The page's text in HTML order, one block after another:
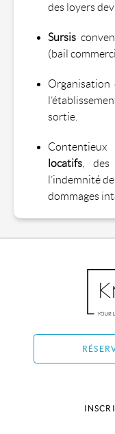
des loyers
Sursis
(bail
Organisation
sortie.
locatifs ,
l’indemnité
dommages